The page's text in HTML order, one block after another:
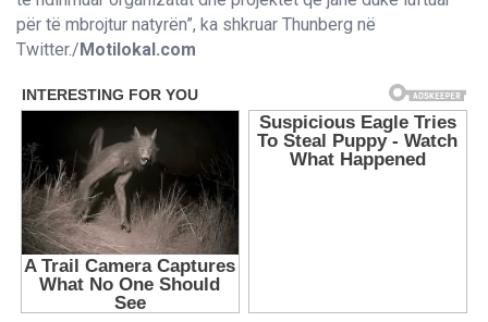
për të mbrojtur natyrën”, ka shkruar Thunberg në
Twitter./Motilokal.com